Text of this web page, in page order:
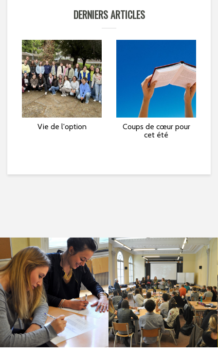
DERNIERS ARTICLES
Vie de l'option
Coups de cœur pour
cet été